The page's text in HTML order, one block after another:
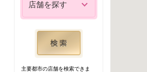
店舗を探す
主要都市の店舗を検索できま